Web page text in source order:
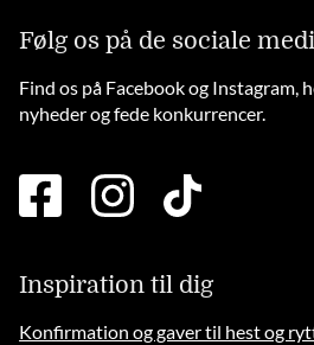
Følg os på de sociale
Find os på Facebook og Instagram,
nyheder og fede konkurrencer.
facebook
square
instagramtiktok
Inspiration til dig
Konfirmation og gaver til hest og